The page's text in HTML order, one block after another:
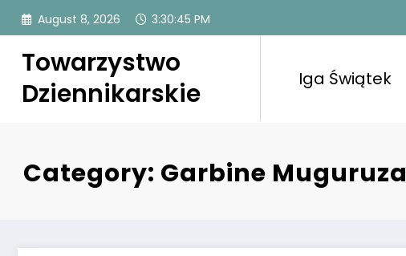
Skip
content
August 8, 2026 3:30:46 PM
Towarzystwo
Dziennikarskie
Iga Świątek
Category: Garbine Muguruza